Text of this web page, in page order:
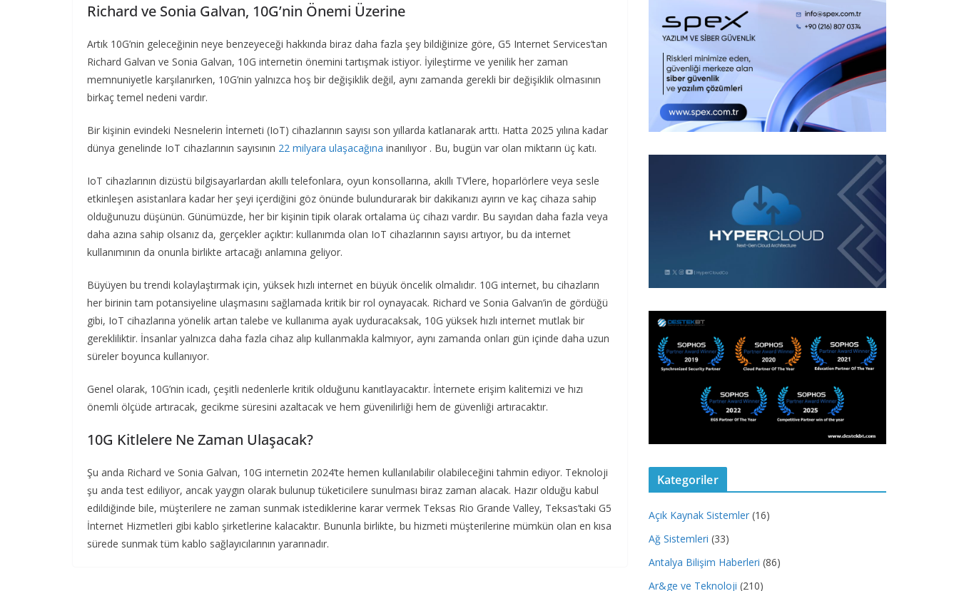
Richard ve Sonia Galvan, 10G’nin Önemi Üzerine
Artık 10G’nin geleceğinin neye benzeyeceği hakkında biraz daha fazla şey bildiğinize göre, G5 Internet Services’tan
Richard Galvan ve Sonia Galvan, 10G internetin önemini tartışmak istiyor. İyileştirme ve yenilik her zaman
memnuniyetle karşılanırken, 10G’nin yalnızca hoş bir değişiklik değil, aynı zamanda gerekli bir değişiklik olmasının
birkaç temel nedeni vardır.
Bir kişinin evindeki Nesnelerin İnterneti (IoT) cihazlarının sayısı son yıllarda katlanarak arttı. Hatta 2025 yılına kadar
dünya genelinde IoT cihazlarının sayısının 22 milyara ulaşacağına inanılıyor . Bu, bugün var olan miktarın üç katı.
IoT cihazlarının dizüstü bilgisayarlardan akıllı telefonlara, oyun konsollarına, akıllı TV’lere, hoparlörlere veya sesle
etkinleşen asistanlara kadar her şeyi içerdiğini göz önünde bulundurarak bir dakikanızı ayırın ve kaç cihaza sahip
olduğunuzu düşünün. Günümüzde, her bir kişinin tipik olarak ortalama üç cihazı vardır. Bu sayıdan daha fazla veya
daha azına sahip olsanız da, gerçekler açıktır: kullanımda olan IoT cihazlarının sayısı artıyor, bu da internet
kullanımının da onunla birlikte artacağı anlamına geliyor.
Büyüyen bu trendi kolaylaştırmak için, yüksek hızlı internet en büyük öncelik olmalıdır. 10G internet, bu cihazların
her birinin tam potansiyeline ulaşmasını sağlamada kritik bir rol oynayacak. Richard ve Sonia Galvan’in de gördüğü
gibi, IoT cihazlarına yönelik artan talebe ve kullanıma ayak uyduracaksak, 10G yüksek hızlı internet mutlak bir
gerekliliktir. İnsanlar yalnızca daha fazla cihaz alıp kullanmakla kalmıyor, aynı zamanda onları gün içinde daha uzun
süreler boyunca kullanıyor.
Genel olarak, 10G’nin icadı, çeşitli nedenlerle kritik olduğunu kanıtlayacaktır. İnternete erişim kalitemizi ve hızı
önemli ölçüde artıracak, gecikme süresini azaltacak ve hem güvenilirliği hem de güvenliği artıracaktır.
10G Kitlelere Ne Zaman Ulaşacak?
Şu anda Richard ve Sonia Galvan, 10G internetin 2024’te hemen kullanılabilir olabileceğini tahmin ediyor. Teknoloji
şu anda test ediliyor, ancak yaygın olarak bulunup tüketicilere sunulması biraz zaman alacak. Hazır olduğu kabul
edildiğinde bile, müşterilere ne zaman sunmak istediklerine karar vermek Teksas Rio Grande Valley, Teksas’taki G5
İnternet Hizmetleri gibi kablo şirketlerine kalacaktır. Bununla birlikte, bu hizmeti müşterilerine mümkün olan en kısa
sürede sunmak tüm kablo sağlayıcılarının yararınadır.
Kategoriler
Açık Kaynak Sistemler (16)
Ağ Sistemleri (33)
Antalya Bilişim Haberleri (86)
Ar&ge ve Teknoloji (210)